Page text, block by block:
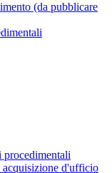
(da pubblicare
d'ufficio